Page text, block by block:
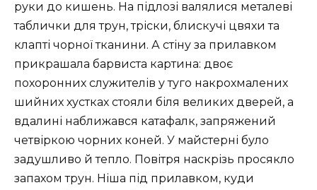
руки до кишень. На підлозі валялися металеві
таблички для трун, тріски, блискучі цвяхи та
клапті чорної тканини. А стіну за прилавком
прикрашала барвиста картина: двоє
похоронних служителів у туго накрохмалених
шийних хустках стояли біля великих дверей, а
вдалині наближався катафалк, запряжений
четвіркою чорних коней. У майстерні було
задушливо й тепло. Повітря наскрізь просякло
запахом трун. Ніша під прилавком, куди